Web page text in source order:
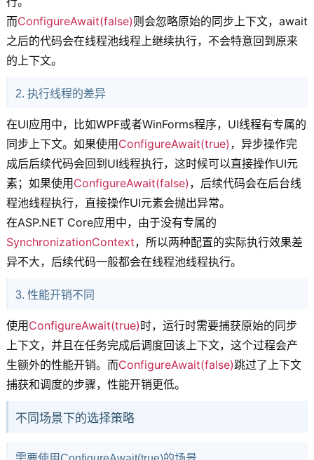
而ConfigureAwait(false)则会忽略原始的同步上下文，await
之后的代码会在线程池线程上继续执行，不会特意回到原来
的上下文。
2. 执行线程的差异
在UI应用中，比如WPF或者WinForms程序，UI线程有专属的
同步上下文。如果使用 ConfigureAwait(true) ，异步操作完
成后后续代码会回到UI线程执行，这时候可以直接操作UI元
素；如果使用 ConfigureAwait(false) ，后续代码会在后台线
程池线程执行，直接操作UI元素会抛出异常。
在ASP.NET Core应用中，由于没有专属的
SynchronizationContext，所以两种配置的实际执行效果差
异不大，后续代码一般都会在线程池线程执行。
3. 性能开销不同
使用 ConfigureAwait(true)时，运行时需要捕获原始的同步
上下文，并且在任务完成后调度回该上下文，这个过程会产
生额外的性能开销。而ConfigureAwait(false)跳过了上下文
捕获和调度的步骤，性能开销更低。
不同场景下的选择策略